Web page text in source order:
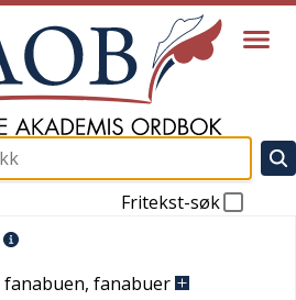
Fritekst-søk
fanabuen, fanabuer